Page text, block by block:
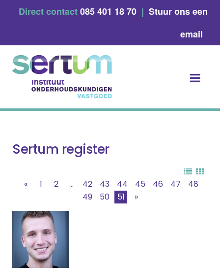
Direct contact085 401 18 70 | Stuur ons een
email
Sertum register
« 1 2 ... 42 43 44 45 46 47
48
49
50 51 »